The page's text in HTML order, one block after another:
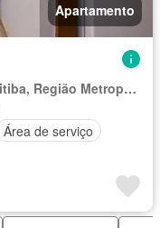
Apartamento
Região Geográfica Imediata de Curitiba, Região Metropolitana de Curitiba
Área de serviço